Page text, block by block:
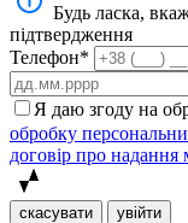
Будь ласка,
підтвердження
Телефон*
Я даю згоду на
обробку
договір про
скасувати увійти